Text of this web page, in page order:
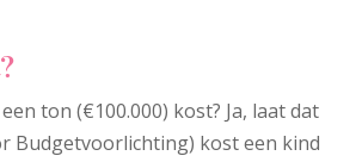
ton (€100.000) kost? Ja, laat dat
Budgetvoorlichting) kost een kind